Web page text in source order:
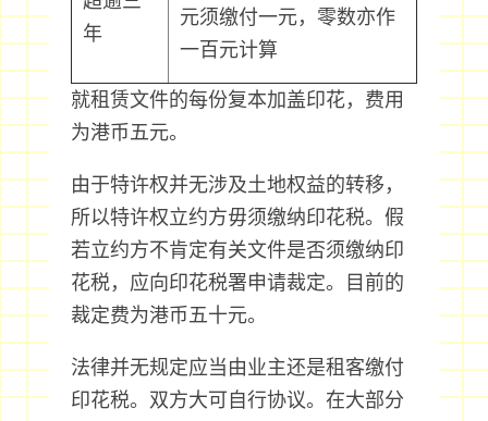
年
元须缴付一元，零数亦作
一百元计算
就租赁文件的每份复本加盖印花，费用
为港币五元。
由于特许权并无涉及土地权益的转移，
所以特许权立约方毋须缴纳印花税。假
若立约方不肯定有关文件是否须缴纳印
花税，应向印花税署申请裁定。目前的
裁定费为港币五十元。
法律并无规定应当由业主还是租客缴付
印花税。双方大可自行协议。在大部分